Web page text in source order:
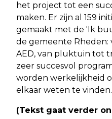
het project tot een
maken. Er zijn al 159
gemaakt met de 'Ik
de gemeente
AED, van pluktuin tot
zeer succesvol
worden werkelijkheid
elkaar weten te vinden.
(Tekst gaat verder